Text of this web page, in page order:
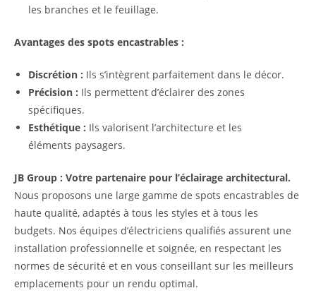
les branches et le feuillage.
Avantages des spots encastrables :
Discrétion : Ils s’intègrent parfaitement dans le décor.
Précision : Ils permettent d’éclairer des zones
spécifiques.
Esthétique : Ils valorisent l’architecture et les
éléments paysagers.
JB Group : Votre partenaire pour l’éclairage architectural.
Nous proposons une large gamme de spots encastrables de
haute qualité, adaptés à tous les styles et à tous les
budgets. Nos équipes d’électriciens qualifiés assurent une
installation professionnelle et soignée, en respectant les
normes de sécurité et en vous conseillant sur les meilleurs
emplacements pour un rendu optimal.